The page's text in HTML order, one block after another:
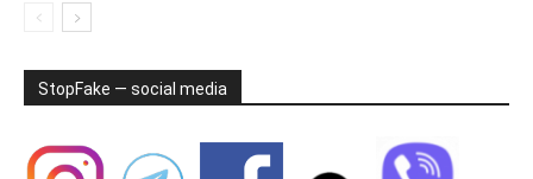
StopFake — social media